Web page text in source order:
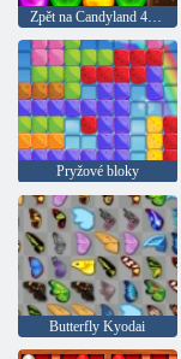
Zpět na Candyland 4: Lollipop Garden
Pryžové bloky
Butterfly Kyodai